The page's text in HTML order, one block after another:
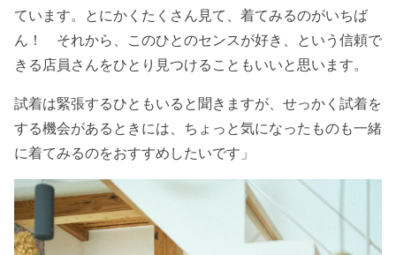
ています。とにかくたくさん見て、着てみるのがいちば
ん！ それから、このひとのセンスが好き、という信頼で
きる店員さんをひとり見つけることもいいと思います。
試着は緊張するひともいると聞きますが、せっかく試着を
する機会があるときには、ちょっと気になったものも一緒
に着てみるのをおすすめしたいです」